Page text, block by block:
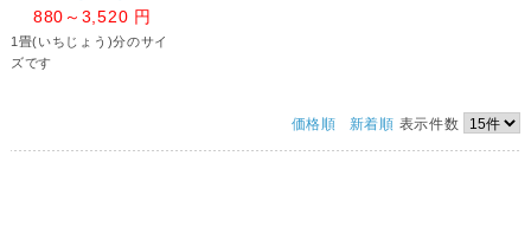
880～3,520 円
1畳(いちじょう)分のサイ
ズです
価格順 新着順 表示件数